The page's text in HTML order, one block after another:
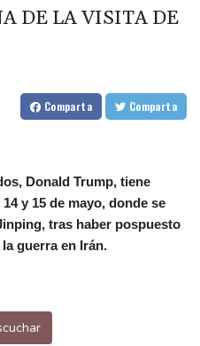
en Reino Unido amenaza la
de polisilicio,
DE LA VISITA DE
Comparta Comparta
Donald Trump, tiene
y 15 de mayo, donde se
tras haber pospuesto
guerra en Irán.